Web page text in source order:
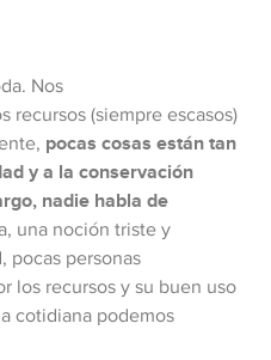
Nos
recursos (siempre escasos)
pocas cosas están tan
y a la conservación
nadie habla de
una noción triste y
pocas personas
los recursos y su buen uso
cotidiana podemos